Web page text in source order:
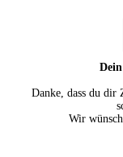
Danke, dass du dir
Wir